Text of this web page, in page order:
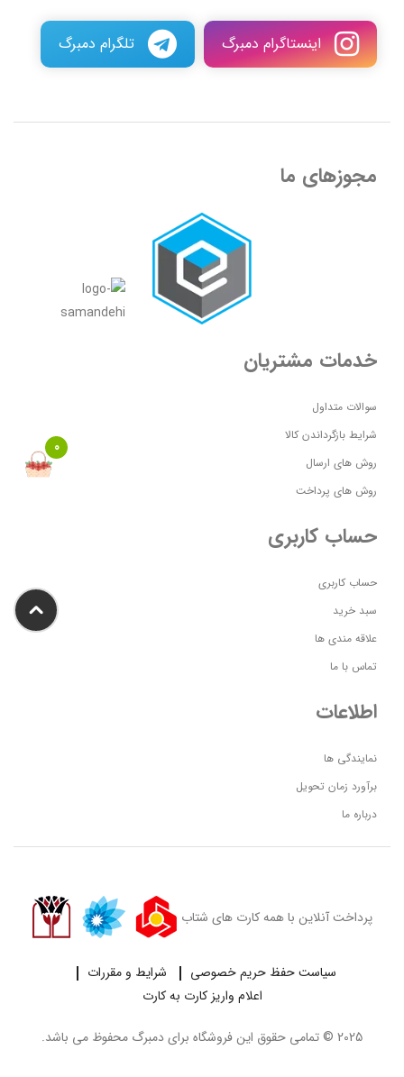
اینستاگرام دمبرگ تلگرام دمبرگ
مجوزهای ما
خدمات مشتریان
سوالات متداول
شرایط بازگرداندن کالا
روش های ارسال
روش های پرداخت
حساب کاربری
حساب کاربری
سبد خرید
علاقه مندی ها
تماس با ما
اطلاعات
نمایندگی ها
برآورد زمان تحویل
درباره ما
پرداخت آنلاین با همه کارت های شتاب
سیاست حفظ حریم خصوصی
شرایط و مقررات
اعلام واریز کارت به کارت
2025 © تمامی حقوق این فروشگاه برای دمبرگ محفوظ می باشد.
0